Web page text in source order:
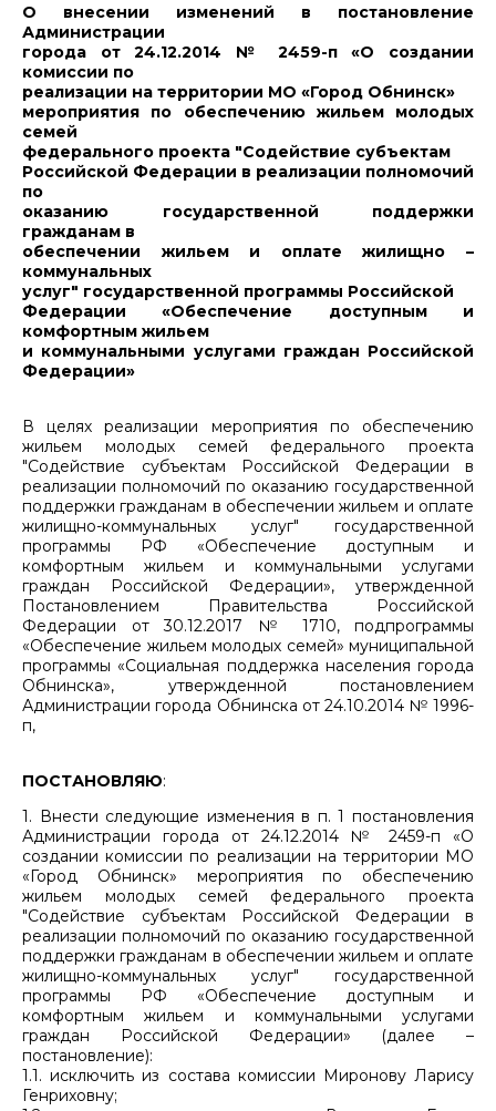
О внесении изменений в постановление
Администрации
города от 24.12.2014 № 2459-п «О создании
комиссии по
реализации на территории МО «Город Обнинск»
мероприятия по обеспечению жильем молодых
семей
федерального проекта "Содействие субъектам
Российской Федерации в реализации полномочий
по
оказанию государственной поддержки
гражданам в
обеспечении жильем и оплате жилищно –
коммунальных
услуг" государственной программы Российской
Федерации «Обеспечение доступным и
комфортным жильем
и коммунальными услугами граждан Российской
Федерации»
В целях реализации мероприятия по обеспечению
жильем молодых семей федерального проекта
"Содействие субъектам Российской Федерации в
реализации полномочий по оказанию государственной
поддержки гражданам в обеспечении жильем и оплате
жилищно-коммунальных услуг" государственной
программы РФ «Обеспечение доступным и
комфортным жильем и коммунальными услугами
граждан Российской Федерации», утвержденной
Постановлением Правительства Российской
Федерации от 30.12.2017 № 1710, подпрограммы
«Обеспечение жильем молодых семей» муниципальной
программы «Социальная поддержка населения города
Обнинска», утвержденной постановлением
Администрации города Обнинска от 24.10.2014 № 1996-
п,
ПОСТАНОВЛЯЮ:
1. Внести следующие изменения в п. 1 постановления
Администрации города от 24.12.2014 № 2459-п «О
создании комиссии по реализации на территории МО
«Город Обнинск» мероприятия по обеспечению
жильем молодых семей федерального проекта
"Содействие субъектам Российской Федерации в
реализации полномочий по оказанию государственной
поддержки гражданам в обеспечении жильем и оплате
жилищно-коммунальных услуг" государственной
программы РФ «Обеспечение доступным и
комфортным жильем и коммунальными услугами
граждан Российской Федерации» (далее –
постановление):
1.1. исключить из состава комиссии Миронову Ларису
Генриховну;